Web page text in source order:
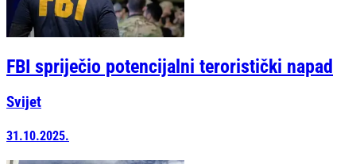
FBI spriječio potencijalni teroristički napad
Svijet
31.10.2025.